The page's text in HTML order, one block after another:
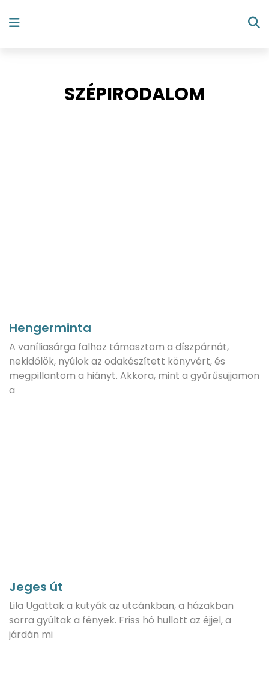
SZÉPIRODALOM
Hengerminta
A vaníliasárga falhoz támasztom a díszpárnát,
nekidőlök, nyúlok az odakészített könyvért, és
megpillantom a hiányt. Akkora, mint a gyűrűsujjamon
a
Jeges út
Lila Ugattak a kutyák az utcánkban, a házakban
sorra gyúltak a fények. Friss hó hullott az éjjel, a
járdán mi